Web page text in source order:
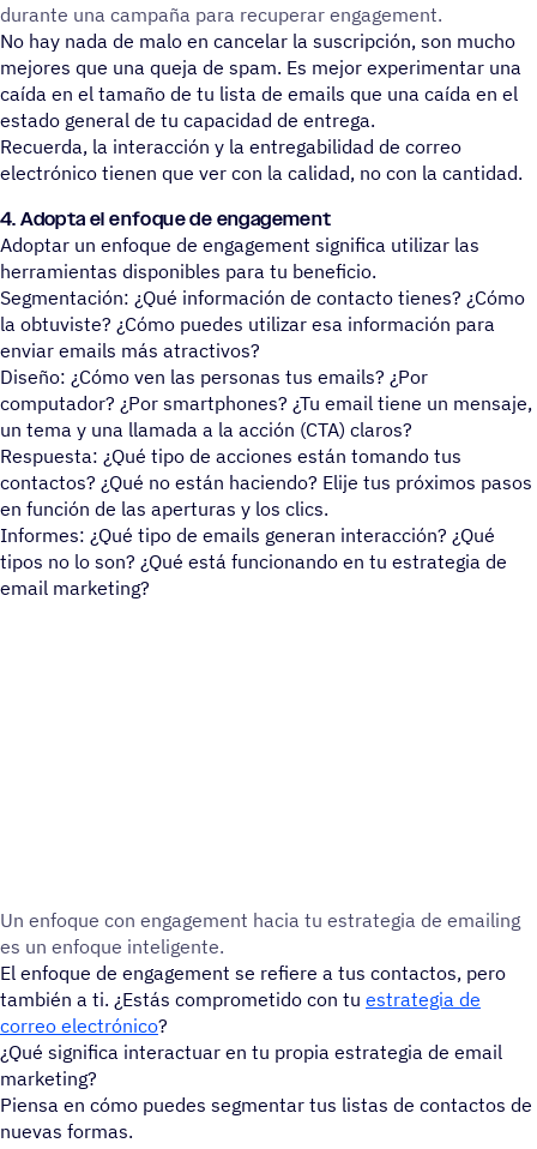
durante una campaña para recuperar engagement.
No hay nada de malo en cancelar la suscripción, son mucho
mejores que una queja de spam. Es mejor experimentar una
caída en el tamaño de tu lista de emails que una caída en el
estado general de tu capacidad de entrega.
Recuerda, la interacción y la entregabilidad de correo
electrónico tienen que ver con la calidad, no con la cantidad.
4. Adopta el enfoque de engagement
Adoptar un enfoque de engagement significa utilizar las
herramientas disponibles para tu beneficio.
Segmentación: ¿Qué información de contacto tienes? ¿Cómo
la obtuviste? ¿Cómo puedes utilizar esa información para
enviar emails más atractivos?
Diseño: ¿Cómo ven las personas tus emails? ¿Por
computador? ¿Por smartphones? ¿Tu email tiene un mensaje,
un tema y una llamada a la acción (CTA) claros?
Respuesta: ¿Qué tipo de acciones están tomando tus
contactos? ¿Qué no están haciendo? Elije tus próximos pasos
en función de las aperturas y los clics.
Informes: ¿Qué tipo de emails generan interacción? ¿Qué
tipos no lo son? ¿Qué está funcionando en tu estrategia de
email marketing?
Un enfoque con enga­ge­ment hacia tu estra­te­gia de emai­ling
es un enfoque inteligente.
El enfoque de engagement se refiere a tus contactos, pero
también a ti. ¿Estás comprometido con tu estrategia de
correo electrónico?
¿Qué significa interactuar en tu propia estrategia de email
marketing?
Piensa en cómo puedes segmentar tus listas de contactos de
nuevas formas.